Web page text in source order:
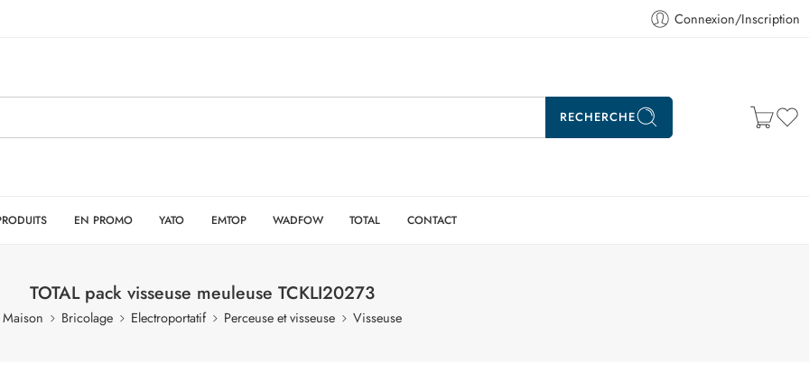
Connexion/Inscription
RECHERCHE
EN PROMO YATO EMTOP WADFOW TOTAL CONTACT
TOTAL pack visseuse meuleuse TCKLI20273
Maison Bricolage Electroportatif Perceuse et visseuse Visseuse